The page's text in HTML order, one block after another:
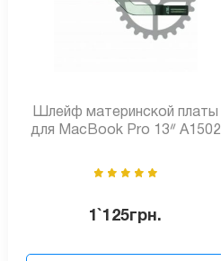
Шлейф материнской платы
для MacBook Pro 13ᐥ A1502
1`125грн.